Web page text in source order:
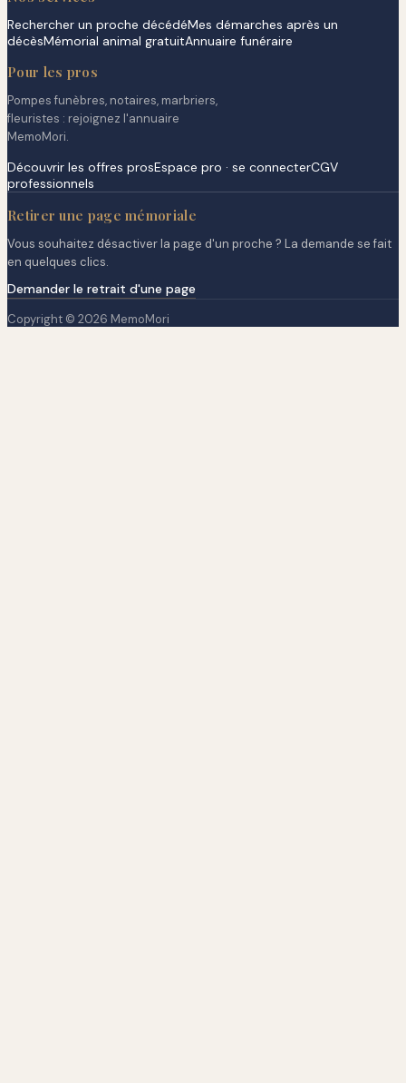
Rechercher un proche décédéMes démarches après un
décèsMémorial animal gratuitAnnuaire funéraire
Pour les pros
Pompes funèbres, notaires, marbriers,
fleuristes : rejoignez l'annuaire
MemoMori.
Découvrir les offres prosEspace pro · se connecterCGV
professionnels
Retirer une page mémoriale
Vous souhaitez désactiver la page d'un proche ? La demande se fait
en quelques clics.
Demander le retrait d'une page
Copyright © 2026 MemoMori